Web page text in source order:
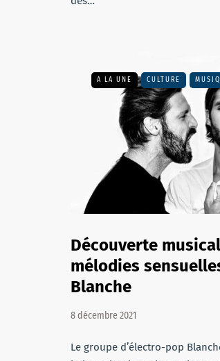
A LA UNE CULTURE
Découverte
mélodies
Blanche
8 décembre 2021
Le groupe d’électro-pop